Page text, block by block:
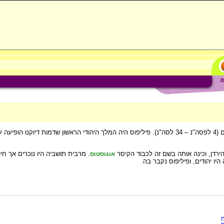
בנם של הורדוס וקליאופטרה. התחנך ברומא. שלט בממלכתו כ- 38 שנים (4 לפסה"נ – 34 לסה"נ). פיליפוס היה המלך
וכינה אותה בשם זה לכבוד הקיסר אוגוסטוס
. מרבית תושביה היו נוכרים אך
יהודים, ופיליפוס נקבר בה.